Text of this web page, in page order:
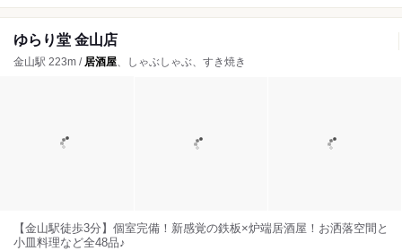
ゆらり堂 金山店
金山駅 223m / 居酒屋、しゃぶしゃぶ、すき焼き
【金山駅徒歩3分】個室完備！新感覚の鉄板×炉端居酒屋！お洒落空間と
小皿料理など全48品♪